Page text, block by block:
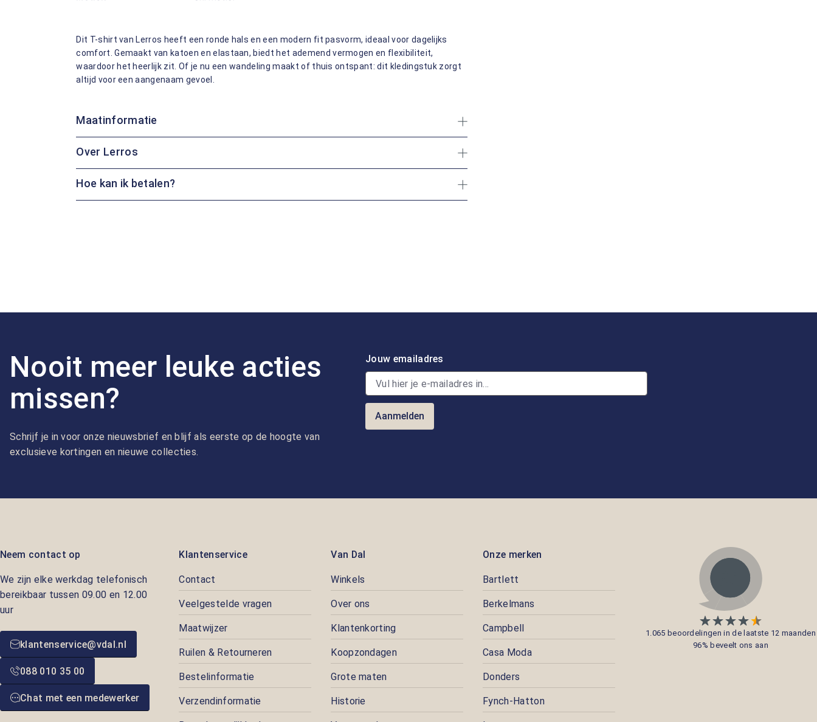
Dit T-shirt van Lerros heeft een ronde hals en een modern fit pasvorm, ideaal voor dagelijks
comfort. Gemaakt van katoen en elastaan, biedt het ademend vermogen en flexibiliteit,
waardoor het heerlijk zit. Of je nu een wandeling maakt of thuis ontspant: dit kledingstuk zorgt
altijd voor een aangenaam gevoel.
Maatinformatie
Over Lerros
Hoe kan ik betalen?
Nooit meer leuke acties
missen?
Schrijf je in voor onze nieuwsbrief en blijf als eerste op de hoogte van
exclusieve kortingen en nieuwe collecties.
Jouw emailadres
Aanmelden
Neem contact op
We zijn elke werkdag telefonisch
bereikbaar tussen 09.00 en 12.00
uur
klantenservice@vdal.nl
088 010 35 00
Chat met een medewerker
Klantenservice
Contact
Veelgestelde vragen
Maatwijzer
Ruilen & Retourneren
Bestelinformatie
Verzendinformatie
Van Dal
Winkels
Over ons
Klantenkorting
Koopzondagen
Grote maten
Historie
Onze merken
Bartlett
Berkelmans
Campbell
Casa Moda
Donders
Fynch-Hatton
1.065 beoordelingen in de laatste 12 maanden
96% beveelt ons aan